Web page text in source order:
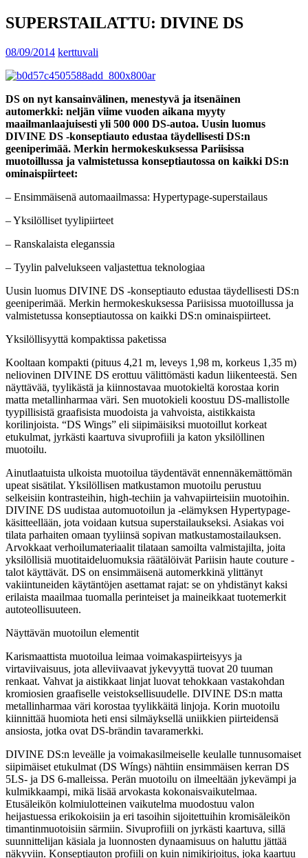
SUPERSTAILATTU: DIVINE DS
08/09/2014 kerttuvali
DS on nyt kansainvälinen, menestyvä ja itsenäinen
automerkki: neljän viime vuoden aikana myyty
maailmanlaajuisesti yli 500 000 DS-autoa. Uusin luomus
DIVINE DS -konseptiauto edustaa täydellisesti DS:n
geeniperimää. Merkin hermokeskuksessa Pariisissa
muotoillussa ja valmistetussa konseptiautossa on kaikki DS:n
ominaispiirteet:
– Ensimmäisenä automaailmassa: Hypertypage-superstailaus
– Yksilölliset tyylipiirteet
– Ranskalaista eleganssia
– Tyylin palvelukseen valjastettua teknologiaa
Uusin luomus DIVINE DS -konseptiauto edustaa täydellisesti DS:n
geeniperimää. Merkin hermokeskuksessa Pariisissa muotoillussa ja
valmistetussa konseptiautossa on kaikki DS:n ominaispiirteet.
Yksilöllisyyttä kompaktissa paketissa
Kooltaan kompakti (pituus 4,21 m, leveys 1,98 m, korkeus 1,35 m)
neliovinen DIVINE DS erottuu välittömästi kadun liikenteestä. Sen
näyttävää, tyylikästä ja kiinnostavaa muotokieltä korostaa korin
matta metallinharmaa väri. Sen muotokieli koostuu DS-mallistolle
tyypillisistä graafisista muodoista ja vahvoista, aistikkaista
korilinjoista. “DS Wings” eli siipimäisiksi muotoillut korkeat
etukulmat, jyrkästi kaartuva sivuprofiili ja katon yksilöllinen
muotoilu.
Ainutlaatuista ulkoista muotoilua täydentävät ennennäkemättömän
upeat sisätilat. Yksilöllisen matkustamon muotoilu perustuu
selkeisiin kontrasteihin, high-techiin ja vahvapiirteisiin muotoihin.
DIVINE DS uudistaa automuotoilun ja -elämyksen Hypertypage-
käsitteellään, jota voidaan kutsua superstailaukseksi. Asiakas voi
tilata parhaiten omaan tyyliinsä sopivan matkustamostailauksen.
Arvokkaat verhoilumateriaalit tilataan samoilta valmistajilta, joita
yksilöllisiä muotitaideluomuksia räätälöivät Pariisin haute couture -
talot käyttävät. DS on ensimmäisenä automerkkinä ylittänyt
vakiintuneiden käytäntöjen asettamat rajat: se on yhdistänyt kaksi
erilaista maailmaa tuomalla perinteiset ja maineikkaat tuotemerkit
autoteollisuuteen.
Näyttävän muotoilun elementit
Karismaattista muotoilua leimaa voimakaspiirteisyys ja
virtaviivaisuus, jota alleviivaavat jykevyyttä tuovat 20 tuuman
renkaat. Vahvat ja aistikkaat linjat luovat tehokkaan vastakohdan
kromiosien graafiselle veistoksellisuudelle. DIVINE DS:n matta
metallinharmaa väri korostaa tyylikkäitä linjoja. Korin muotoilu
kiinnittää huomiota heti ensi silmäyksellä uniikkien piirteidensä
ansiosta, jotka ovat DS-brändin tavaramerkki.
DIVINE DS:n leveälle ja voimakasilmeiselle keulalle tunnusomaiset
siipimäiset etukulmat (DS Wíngs) nähtiin ensimmäisen kerran DS
5LS- ja DS 6-malleissa. Perän muotoilu on ilmeeltään jykevämpi ja
kulmikkaampi, mikä lisää arvokasta kokonaisvaikutelmaa.
Etusäleikön kolmiulotteinen vaikutelma muodostuu valon
heijastuessa erikokoisiin ja eri tasoihin sijoitettuihin kromisäleikön
timantinmuotoisiin särmiin. Sivuprofiili on jyrkästi kaartuva, sillä
suunnittelijan käsiala ja luonnosten dynaamisuus on haluttu jättää
näkyviin. Konseptiauton profiili on kuin nimikirjoitus, joka kaartuu